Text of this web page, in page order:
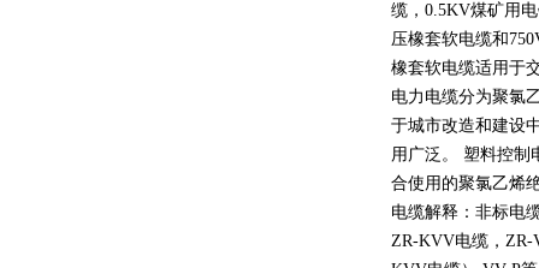
缆， 0.5KV煤矿用
压橡套软电缆和
橡套软电缆适用于
电力电缆分为聚氯
于城市改造和建设
用广泛。 塑料控制
合使用的聚氯乙烯
电缆解释：非标电
ZR-KVV电缆， ZR-